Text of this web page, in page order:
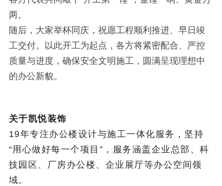
两。
随后，大家举杯同庆，祝愿工程顺利推进、早日竣
工交付。以此开工为起点，各方将紧密配合、严控
质量与进度，确保安全文明施工，圆满呈现理想中
的办公新貌。
关于凯悦装饰
19年专注办公楼设计与施工一体化服务，坚持
“用心做好每一个项目”，服务涵盖企业总部、科
技园区、厂房办公楼、企业展厅等办公空间领
域。